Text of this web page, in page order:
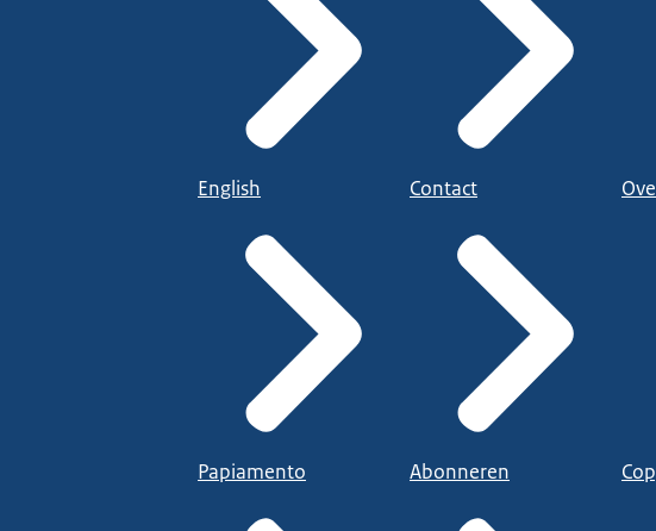
English
Papiamento
Contact
Abonneren